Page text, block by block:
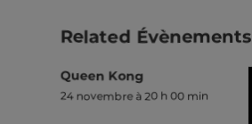
Related Évènements
Queen Kong
24 novembre à 20 h 00 min